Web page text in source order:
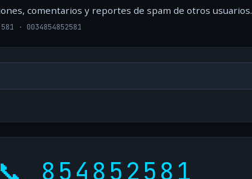
comentarios y reportes de spam de otros usuarios.
· 0034854852581
📞 854852581